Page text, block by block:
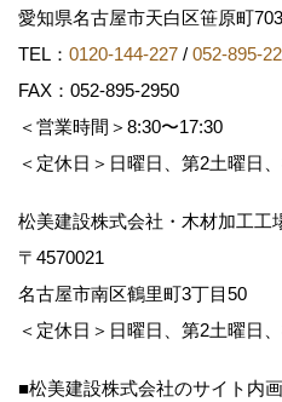
は、その都度利用目的を
す。それ以外で、個人情
す。
メール等でお知らせ。
お客様からのご質問や
ど、必要に応じたお客
愛知県名古屋市天白区笹原町
TEL： 0120-144-227 / 052-895-
FAX：052-895-2950
＜営業時間＞8:30〜17:30
＜定休日＞日曜日、第2土曜日
松美建設株式会社・木材加工工
〒4570021
名古屋市南区鶴里町3丁目50
＜定休日＞日曜日、第2土曜日
■松美建設株式会社のサイト内